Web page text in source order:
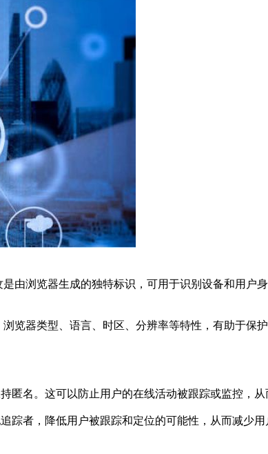
浏览器生成的独特标识，可用于识别设备和用户
器类型、语言、时区、分辨率等特性，有助于保
名。这可以防止用户的在线活动被跟踪或监控，从
，降低用户被跟踪和定位的可能性，从而减少用